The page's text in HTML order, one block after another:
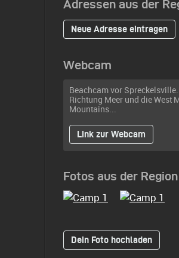
Adressen aus der
Neue Adresse eintragen
Webcam
Beachcam vor
Richtung Meer und die West
Mountains...
Link zur Webcam
Fotos aus der Region
Dein Foto hochladen